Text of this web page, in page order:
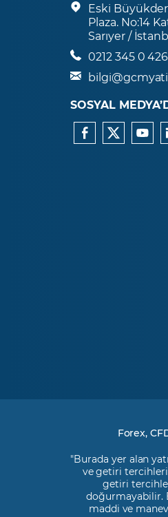
Eski
Plaza. No:14
Sarıyer /
0212 345 0
SOSYAL
Forex,
"Burada yer alan
ve getiri
getiri
doğurmayabilir.
maddi ve